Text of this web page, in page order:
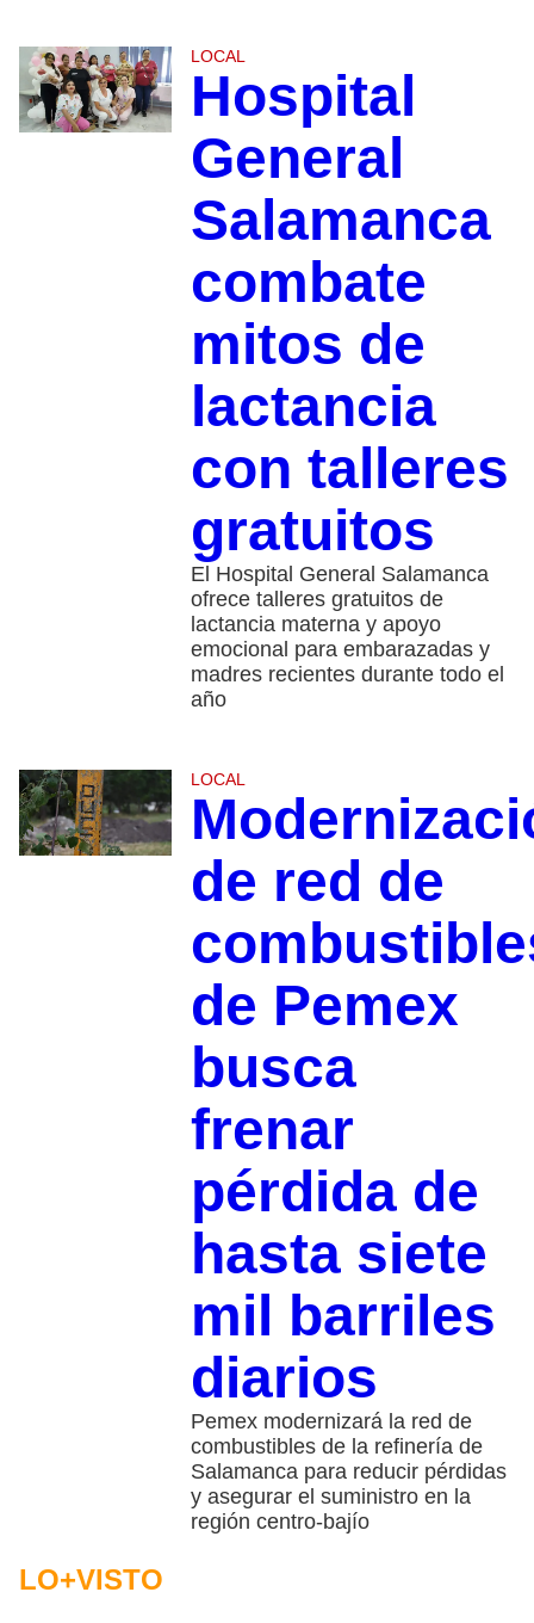
LOCAL
Hospital
General
Salamanca
combate
mitos de
lactancia
con talleres
gratuitos
El Hospital General Salamanca
ofrece talleres gratuitos de
lactancia materna y apoyo
emocional para embarazadas y
madres recientes durante todo el
año
LOCAL
de red de
de Pemex
busca
frenar
pérdida de
hasta siete
mil barriles
diarios
Pemex modernizará la red de
combustibles de la refinería de
Salamanca para reducir pérdidas
y asegurar el suministro en la
región centro-bajío
LO+VISTO